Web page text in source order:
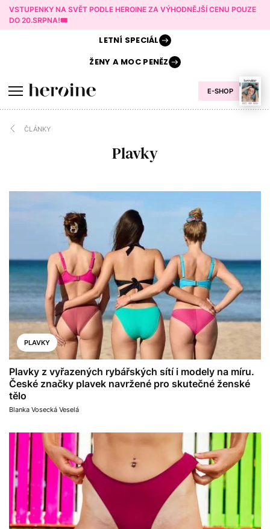
VSTUPENKY NA SVĚT PODLE HEROINE ZA VÝHODNĚJŠÍ CENU POUZE
DO 20.SRPNA!🎟️
E-SHOP
LETNÍ SPECIÁL
ŽENY AMOC PENĚZ
ČLÁNKY
Plavky
PLAVKY
Plavky z vyřazených rybářských sítí i modely na míru.
České značky plavek navržené pro skutečné ženské
tělo
Blanka Vosecká Veselá